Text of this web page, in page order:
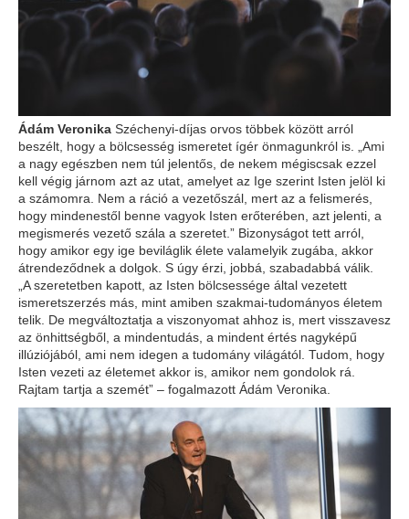
Ádám Veronika Széchenyi-díjas orvos többek között arról
beszélt, hogy a bölcsesség ismeretet ígér önmagunkról is. „Ami
a nagy egészben nem túl jelentős, de nekem mégiscsak ezzel
kell végig járnom azt az utat, amelyet az Ige szerint Isten jelöl ki
a számomra. Nem a ráció a vezetőszál, mert az a felismerés,
hogy mindenestől benne vagyok Isten erőterében, azt jelenti, a
megismerés vezető szála a szeretet.” Bizonyságot tett arról,
hogy amikor egy ige beviláglik élete valamelyik zugába, akkor
átrendeződnek a dolgok. S úgy érzi, jobbá, szabadabbá válik.
„A szeretetben kapott, az Isten bölcsessége által vezetett
ismeretszerzés más, mint amiben szakmai-tudományos életem
telik. De megváltoztatja a viszonyomat ahhoz is, mert visszavesz
az önhittségből, a mindentudás, a mindent értés nagyképű
illúziójából, ami nem idegen a tudomány világától. Tudom, hogy
Isten vezeti az életemet akkor is, amikor nem gondolok rá.
Rajtam tartja a szemét” – fogalmazott Ádám Veronika.